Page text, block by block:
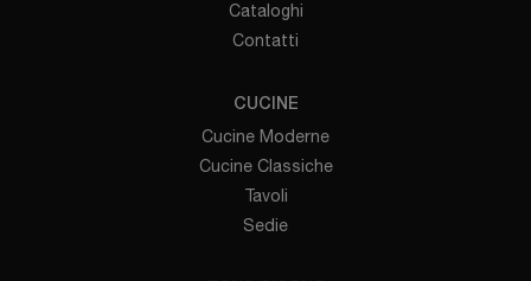
Cataloghi
Contatti
CUCINE
Cucine Moderne
Cucine Classiche
Tavoli
Sedie